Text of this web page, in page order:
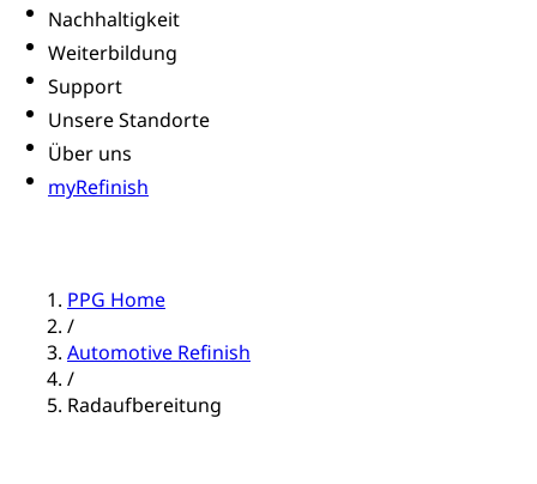
Nachhaltigkeit
Weiterbildung
Support
Unsere Standorte
Über uns
myRefinish
PPG Home
/
Automotive Refinish
/
Radaufbereitung